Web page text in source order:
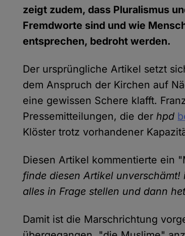
zeigt zudem, dass Pluralismus
Fremdworte sind und wie
entsprechen, bedroht werden.
Der ursprüngliche Artikel setzt
dem Anspruch der Kirchen auf
eine gewissen Schere klafft.
Pressemitteilungen, die derhpd
Klöster trotz vorhandener
Diesen Artikel kommentierte ein
finde diesen Artikel
alles in Frage stellen und dann
Damit ist die Marschrichtung